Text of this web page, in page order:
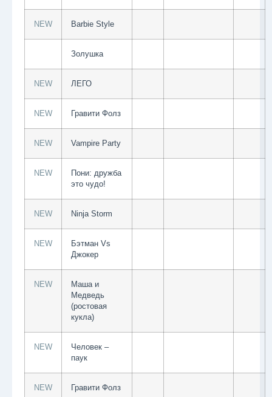
NEW Barbie Style
Золушка
NEW ЛЕГО
NEW Гравити Фолз
NEW Vampire Party
NEW
Пони: дружба
это чудо!
NEW Ninja Storm
NEW
Бэтман Vs
Джокер
NEW
Маша и
Медведь
(ростовая
кукла)
NEW
Человек –
паук
NEW Гравити Фолз